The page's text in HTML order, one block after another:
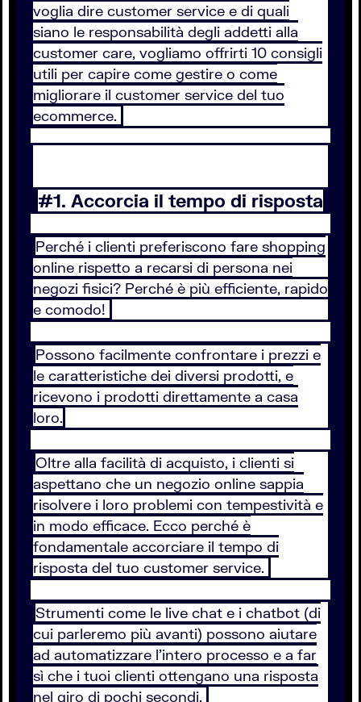
voglia dire customer service e di quali
siano le responsabilità degli addetti alla
customer care, vogliamo offrirti 10 consigli
utili per capire come gestire o come
migliorare il customer service del tuo
ecommerce.
#1. Accorcia il tempo di risposta
Perché i clienti preferiscono fare shopping
online rispetto a recarsi di persona nei
negozi fisici? Perché è più efficiente, rapido
e comodo!
Possono facilmente confrontare i prezzi e
le caratteristiche dei diversi prodotti, e
ricevono i prodotti direttamente a casa
loro.
Oltre alla facilità di acquisto, i clienti si
aspettano che un negozio online sappia
risolvere i loro problemi con tempestività e
in modo efficace. Ecco perché è
fondamentale accorciare il tempo di
risposta del tuo customer service.
Strumenti come le live chat e i chatbot (di
cui parleremo più avanti) possono aiutare
ad automatizzare l’intero processo e a far
sì che i tuoi clienti ottengano una risposta
nel giro di pochi secondi.